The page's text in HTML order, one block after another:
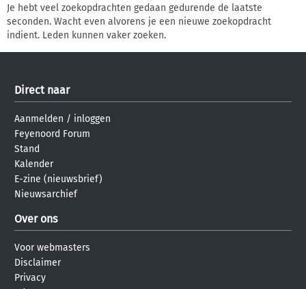
Je hebt veel zoekopdrachten gedaan gedurende de laatste
seconden. Wacht even alvorens je een nieuwe zoekopdracht
indient. Leden kunnen vaker zoeken.
Direct naar
Aanmelden / inloggen
Feyenoord Forum
Stand
Kalender
E-zine (nieuwsbrief)
Nieuwsarchief
Over ons
Voor webmasters
Disclaimer
Privacy